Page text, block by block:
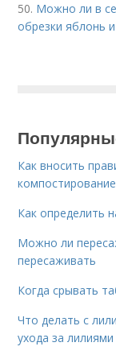
50. Можно ли в
обрезки яблонь
Как вносить
Как определить
Можно ли
пересаживать
Когда срывать
Что делать с
ухода за лилиями